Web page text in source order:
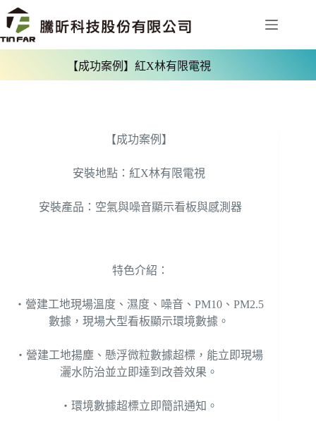
【成功案例】紅X林有限電視
【成功案例】
安裝地點：紅X林有限電視
安裝產品：空氣與噪音顯示看板與感測器
特色介紹：
‧營建工地現場溫度、濕度、噪音、PM10、PM2.5
數據，現場大型看板顯示環境數據。
‧營建工地揚塵、懸浮微粒數據超標，能立即現場
灑水防治並立即達到改善效果。
‧環境數據超標立即簡訊通知。